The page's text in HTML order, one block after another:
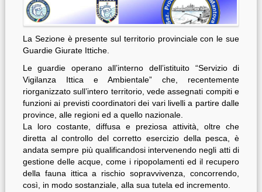
La Sezione è presente sul territorio provinciale con le sue
Guardie Giurate Ittiche.
Le guardie operano all’interno dell’istituito “Servizio di
Vigilanza Ittica e Ambientale” che, recentemente
riorganizzato sull’intero territorio, vede assegnati compiti e
funzioni ai previsti coordinatori dei vari livelli a partire dalle
province, alle regioni ed a quello nazionale.
La loro costante, diffusa e preziosa attività, oltre che
diretta al controllo del corretto esercizio della pesca, è
andata sempre più qualificandosi intervenendo negli atti di
gestione delle acque, come i ripopolamenti ed il recupero
della fauna ittica a rischio sopravvivenza, concorrendo,
così, in modo sostanziale, alla sua tutela ed incremento.